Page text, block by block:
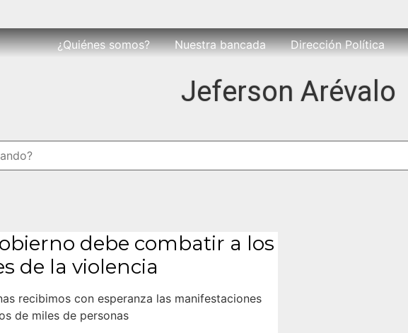
¿Quiénes somos? Nuestra bancada Dirección Política
Jeferson Arévalo
debe combatir a los
de la violencia
recibimos con esperanza las manifestaciones
de miles de personas